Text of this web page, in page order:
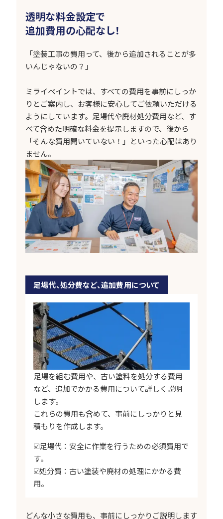
透明な料金設定で
追加費用の心配なし！
「塗装工事の費用って、後から追加されることが多
いんじゃないの？」
ミライペイントでは、すべての費用を事前にしっか
りとご案内し、お客様に安心してご依頼いただける
ようにしています。足場代や廃材処分費用など、す
べて含めた明確な料金を提示しますので、後から
「そんな費用聞いていない！」といった心配はあり
ません。
足場代、処分費など、追加費用について
足場を組む費用や、古い塗料を処分する費用
など、追加でかかる費用について詳しく説明
します。
これらの費用も含めて、事前にしっかりと見
積もりを作成します。
☑️足場代：安全に作業を行うための必須費用で
す。
☑️処分費：古い塗装や廃材の処理にかかる費
用。
どんな小さな費用も、事前にしっかりご説明します